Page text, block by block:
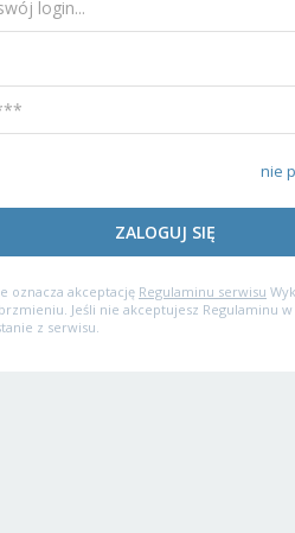
nie
ZALOGUJ SIĘ
oznacza akceptację Regulaminu serwisu
Jeśli nie akceptujesz Regulaminu w
z serwisu.